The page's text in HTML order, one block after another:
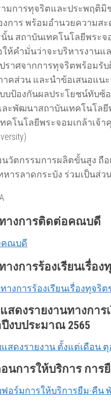
ามการทุจริตและประพฤติ
การ พร้อมอำนวยความส
น สถาบันเทคโนโลยีพระ
ให้คำมั่นว่าจะบริหารงาน
ราศจากการทุจริตพร้อมรั
าคส่วน และนำข้อเสนอแน
บป้องกันผลประโยชน์ทับซ้
ะพัฒนาสถาบันเทคโนโล
คโนโลยีพระจอมเกล้าเจ้
วัตกรรมการผลิตขั้นสูง ถื
ารลาดกระบัง ร่วมเป็นส่
างการติดต่อคณบดี
คณบดี
างการร้องเรียนเรื่อ
างการร้องเรียนเรื่องทุจริ
สดงรายงานทางการ
งบประมาณ 2565
สดงรายงาน ตั้งแต่เดือน ตุ
นการให้บริการ การ
อร์มการให้บริการยืม-คืน